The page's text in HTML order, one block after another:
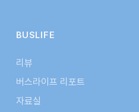
BUSLIFE
리뷰
버스라이프 리포트
자료실